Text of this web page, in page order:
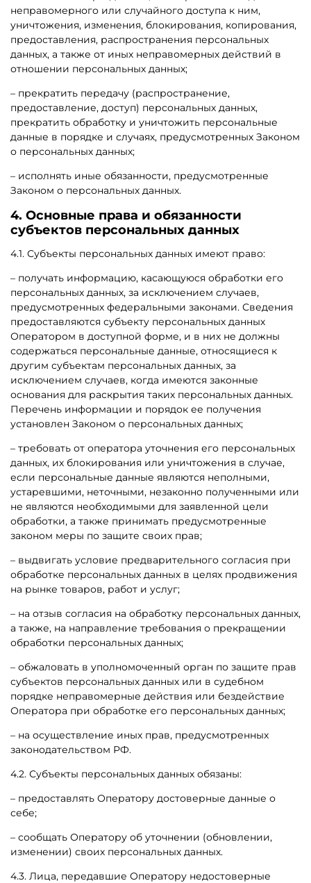
неправомерного или случайного доступа к ним,
уничтожения, изменения, блокирования, копирования,
предоставления, распространения персональных
данных, а также от иных неправомерных действий в
отношении персональных данных;
– прекратить передачу (распространение,
предоставление, доступ) персональных данных,
прекратить обработку и уничтожить персональные
данные в порядке и случаях, предусмотренных Законом
о персональных данных;
– исполнять иные обязанности, предусмотренные
Законом о персональных данных.
4. Основные права и обязанности
субъектов персональных данных
4.1. Субъекты персональных данных имеют право:
– получать информацию, касающуюся обработки его
персональных данных, за исключением случаев,
предусмотренных федеральными законами. Сведения
предоставляются субъекту персональных данных
Оператором в доступной форме, и в них не должны
содержаться персональные данные, относящиеся к
другим субъектам персональных данных, за
исключением случаев, когда имеются законные
основания для раскрытия таких персональных данных.
Перечень информации и порядок ее получения
установлен Законом о персональных данных;
– требовать от оператора уточнения его персональных
данных, их блокирования или уничтожения в случае,
если персональные данные являются неполными,
устаревшими, неточными, незаконно полученными или
не являются необходимыми для заявленной цели
обработки, а также принимать предусмотренные
законом меры по защите своих прав;
– выдвигать условие предварительного согласия при
обработке персональных данных в целях продвижения
на рынке товаров, работ и услуг;
– на отзыв согласия на обработку персональных данных,
а также, на направление требования о прекращении
обработки персональных данных;
– обжаловать в уполномоченный орган по защите прав
субъектов персональных данных или в судебном
порядке неправомерные действия или бездействие
Оператора при обработке его персональных данных;
– на осуществление иных прав, предусмотренных
законодательством РФ.
4.2. Субъекты персональных данных обязаны:
– предоставлять Оператору достоверные данные о
себе;
– сообщать Оператору об уточнении (обновлении,
изменении) своих персональных данных.
4.3. Лица, передавшие Оператору недостоверные